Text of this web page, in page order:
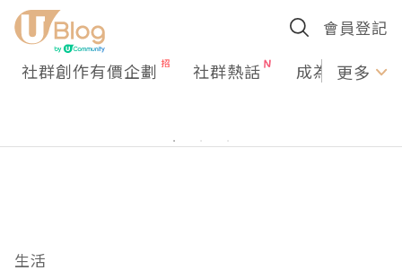
會員登記
社群創作有價企劃 社群熱話 成為U更多
生活